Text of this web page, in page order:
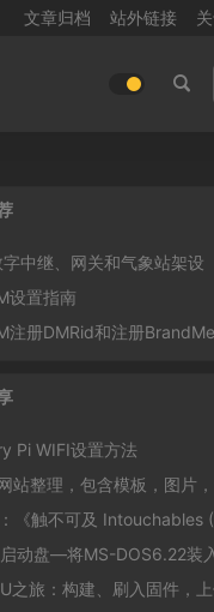
文章归档 站外链接
字中继、网关和气象站架设
设置指南
册DMRid和注册BrandMeister设置
Pi WIFI设置方法
理，包含模板，图片，音乐，特效，插件，
《触不可及 Intouchables
动盘—将MS-DOS6.22装
之旅：构建、刷入固件，